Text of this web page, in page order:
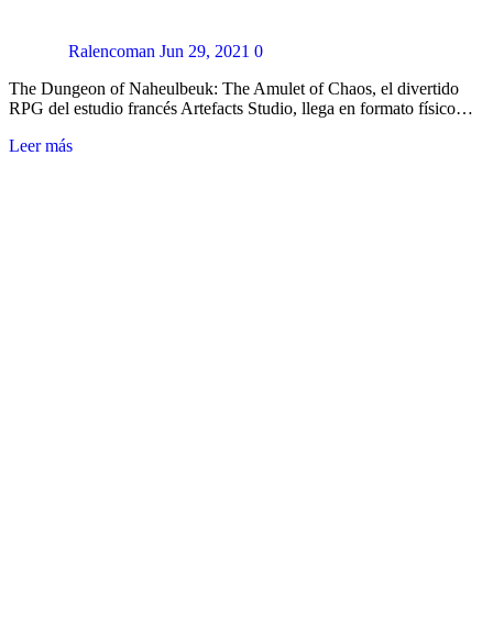
Ralencoman Jun 29, 2021 0
The Dungeon of Naheulbeuk: The Amulet of Chaos, el divertido
RPG del estudio francés Artefacts Studio, llega en formato físico…
Leer más